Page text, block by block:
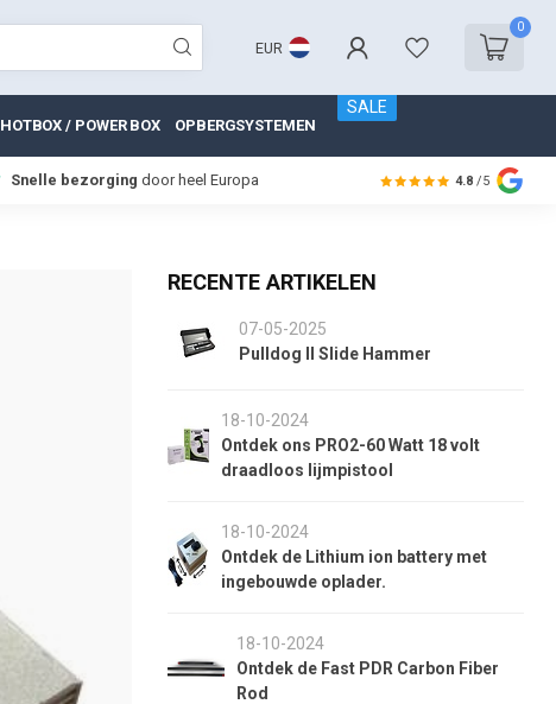
EUR
0
HOTBOX / POWER BOX OPBERGSYSTEMEN
SALE
Snelle bezorging door heel Europa 4.8 /5
RECENTE ARTIKELEN
07-05-2025
Pulldog II Slide Hammer
18-10-2024
Ontdek ons PRO2-60 Watt 18 volt
draadloos lijmpistool
18-10-2024
Ontdek de Lithium ion battery met
ingebouwde oplader.
18-10-2024
Ontdek de Fast PDR Carbon Fiber
Rod